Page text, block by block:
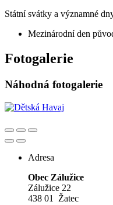
Státní svátky a významné
Mezinárodní den
Fotogalerie
Náhodná fotogalerie
Adresa
Obec Zálužice
Zálužice 22
438 01 Žatec